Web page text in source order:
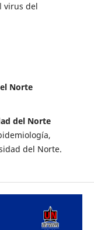
virus del
Norte
del Norte
del Norte.